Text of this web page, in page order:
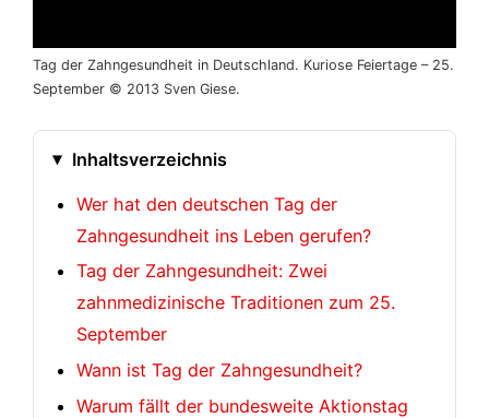
Tag der Zahngesundheit in Deutschland. Kuriose Feiertage – 25.
September © 2013 Sven Giese.
Inhaltsverzeichnis
Wer hat den deutschen Tag der
Zahngesundheit ins Leben gerufen?
Tag der Zahngesundheit: Zwei
zahnmedizinische Traditionen zum 25.
September
Wann ist Tag der Zahngesundheit?
Warum fällt der bundesweite Aktionstag